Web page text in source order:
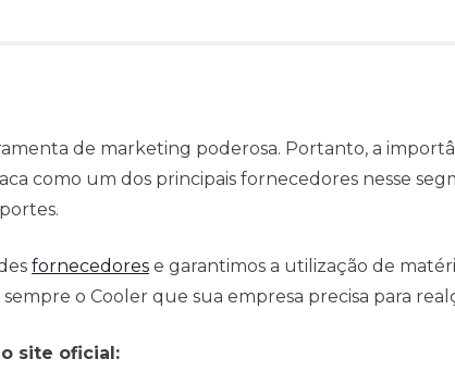
de marketing poderosa. Portanto, a
como um dos principais fornecedores nesse
fornecedores e garantimos a utilização de
o Cooler que sua empresa precisa para
site oficial: